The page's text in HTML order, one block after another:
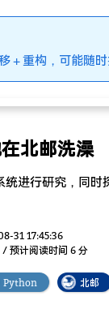
+ 重构，可能随
北邮洗澡
统进行研究，同时
31 17:45:36
预计阅读时间 6 分
Python 北邮